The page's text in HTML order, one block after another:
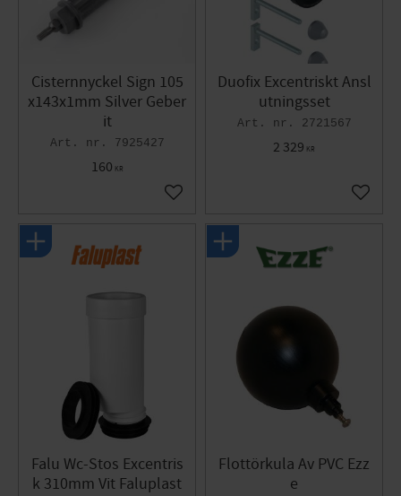
Cisternnyckel Sign 105
x143x1mm Silver Geber
it
7925427
160 KR
Lägg till i favoriter
Duofix Excentriskt Ansl
utningsset
2721567
2 329 KR
Lägg
Falu Wc-Stos Excentris
k 310mm Vit Faluplast
Flottörkula Av PVC Ezz
e